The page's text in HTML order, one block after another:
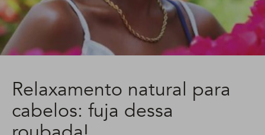
Relaxamento natural para
cabelos: fuja dessa